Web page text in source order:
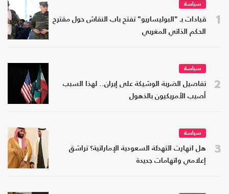
1
سياسة
قيادات بـ "البوليساريو" تفتح باب النقاش حول مقترح
الحكم الذاتي المغربي
2
سياسة
تفاصيل الضربة الوشيكة على إيران.. لهذا السبب
أصيب الأمريكيون بالذهول
3
سياسة
هل انهارت التهدئة السعودية الإماراتية؟ تراشق
إعلامي واتهامات جديدة